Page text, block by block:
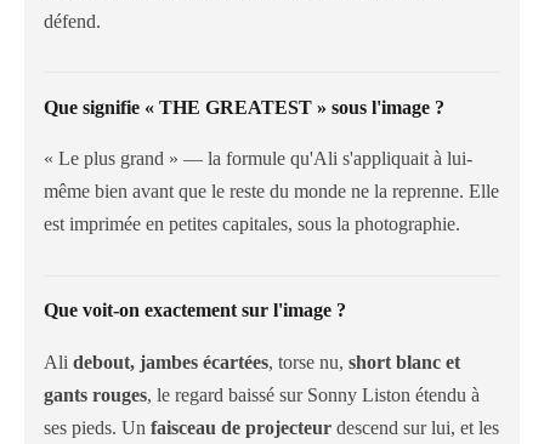
défend.
Que signifie « THE GREATEST » sous l'image ?
« Le plus grand » — la formule qu'Ali s'appliquait à lui-
même bien avant que le reste du monde ne la reprenne. Elle
est imprimée en petites capitales, sous la photographie.
Que voit-on exactement sur l'image ?
Ali debout, jambes écartées, torse nu, short blanc et
gants rouges, le regard baissé sur Sonny Liston étendu à
ses pieds. Un faisceau de projecteur descend sur lui, et les